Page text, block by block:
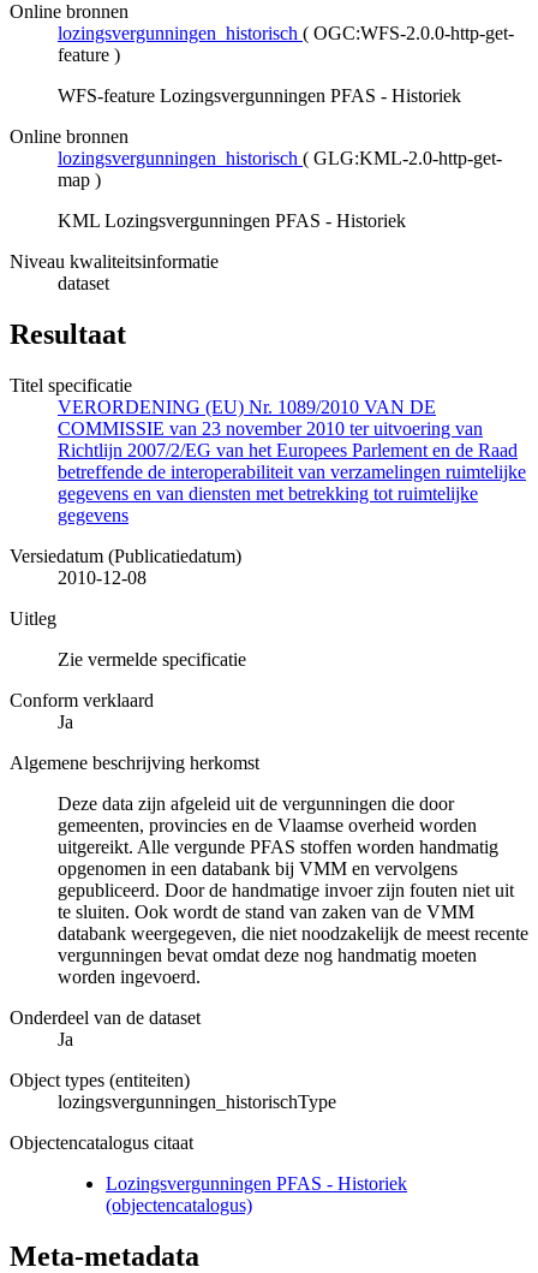
Online bronnen
lozingsvergunningen_historisch ( OGC:WFS-2.0.0-http-get-
feature )
WFS-feature Lozingsvergunningen PFAS - Historiek
Online bronnen
lozingsvergunningen_historisch ( GLG:KML-2.0-http-get-
map )
KML Lozingsvergunningen PFAS - Historiek
Niveau kwaliteitsinformatie
dataset
Resultaat
Titel specificatie
VERORDENING (EU) Nr. 1089/2010 VAN DE
COMMISSIE van 23 november 2010 ter uitvoering van
Richtlijn 2007/2/EG van het Europees Parlement en de Raad
betreffende de interoperabiliteit van verzamelingen ruimtelijke
gegevens en van diensten met betrekking tot ruimtelijke
gegevens
Versiedatum (Publicatiedatum)
2010-12-08
Uitleg
Zie vermelde specificatie
Conform verklaard
Ja
Algemene beschrijving herkomst
Deze data zijn afgeleid uit de vergunningen die door
gemeenten, provincies en de Vlaamse overheid worden
uitgereikt. Alle vergunde PFAS stoffen worden handmatig
opgenomen in een databank bij VMM en vervolgens
gepubliceerd. Door de handmatige invoer zijn fouten niet uit
te sluiten. Ook wordt de stand van zaken van de VMM
databank weergegeven, die niet noodzakelijk de meest recente
vergunningen bevat omdat deze nog handmatig moeten
worden ingevoerd.
Onderdeel van de dataset
Ja
Object types (entiteiten)
lozingsvergunningen_historischType
Objectencatalogus citaat
Lozingsvergunningen PFAS - Historiek
(objectencatalogus)
Meta-metadata